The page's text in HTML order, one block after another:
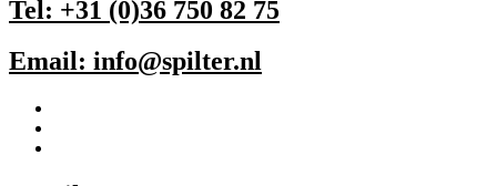
Tel: +31 (0)36 750 82 75
Email: info@spilter.nl